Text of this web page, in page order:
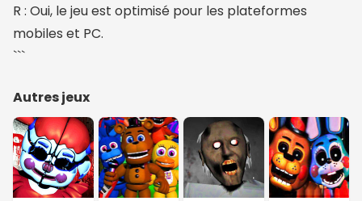
R : Oui, le jeu est optimisé pour les plateformes
mobiles et PC.
```
Autres jeux